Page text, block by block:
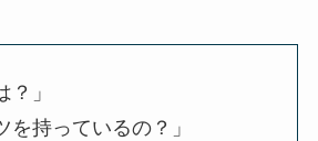
？」
を持っているの？」